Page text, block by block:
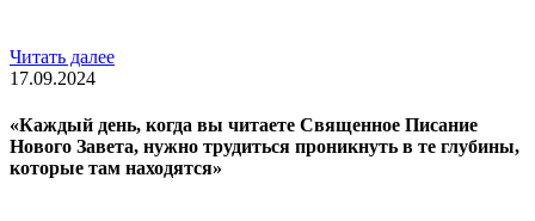
Читать далее
17.09.2024
«Каждый день, когда вы читаете Священное Писание
Нового Завета, нужно трудиться проникнуть в те глубины,
которые там находятся»